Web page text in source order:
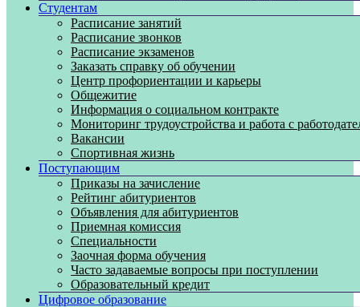
Студентам
Расписание занятий
Расписание звонков
Расписание экзаменов
Заказать справку об обучении
Центр профориентации и карьеры
Общежитие
Информация о социальном контракте
Мониторинг трудоустройства и работа с
Вакансии
Спортивная жизнь
Поступающим
Приказы на зачисление
Рейтинг абитуриентов
Объявления для абитуриентов
Приемная комиссия
Специальности
Заочная форма обучения
Часто задаваемые вопросы при поступлении
Образовательный кредит
Цифровое образование